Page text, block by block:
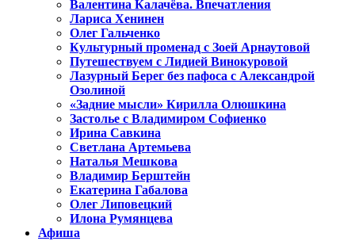
Валентина Калачёва. Впечатления
Лариса Хенинен
Олег Гальченко
Культурный променад с Зоей Арнаутовой
Путешествуем с Лидией Винокуровой
Лазурный Берег без пафоса с Александрой
Озолиной
«Задние мысли» Кирилла Олюшкина
Застолье с Владимиром Софиенко
Ирина Савкина
Светлана Артемьева
Наталья Мешкова
Владимир Берштейн
Екатерина Габалова
Олег Липовецкий
Илона Румянцева
Афиша